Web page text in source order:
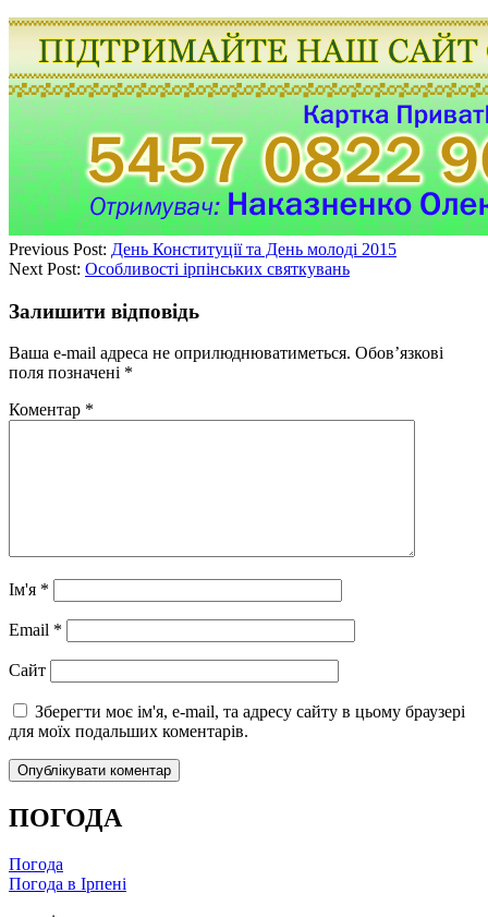
Previous Post: День Конституції та День молоді 2015
Next Post: Особливості ірпінських святкувань
Залишити відповідь
Ваша e-mail адреса не оприлюднюватиметься. Обов’язкові
поля позначені *
Коментар *
Ім'я *
Email *
Сайт
Зберегти моє ім'я, e-mail, та адресу сайту в цьому браузері
для моїх подальших коментарів.
ПОГОДА
Погода
Погода в Ірпені